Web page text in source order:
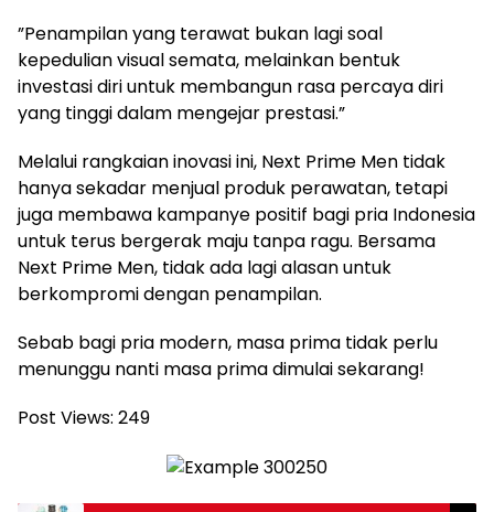
​”Penampilan yang terawat bukan lagi soal
kepedulian visual semata, melainkan bentuk
investasi diri untuk membangun rasa percaya diri
yang tinggi dalam mengejar prestasi.”
​Melalui rangkaian inovasi ini, Next Prime Men tidak
hanya sekadar menjual produk perawatan, tetapi
juga membawa kampanye positif bagi pria Indonesia
untuk terus bergerak maju tanpa ragu. Bersama
Next Prime Men, tidak ada lagi alasan untuk
berkompromi dengan penampilan.
​Sebab bagi pria modern, masa prima tidak perlu
menunggu nanti masa prima dimulai sekarang!
Post Views: 249